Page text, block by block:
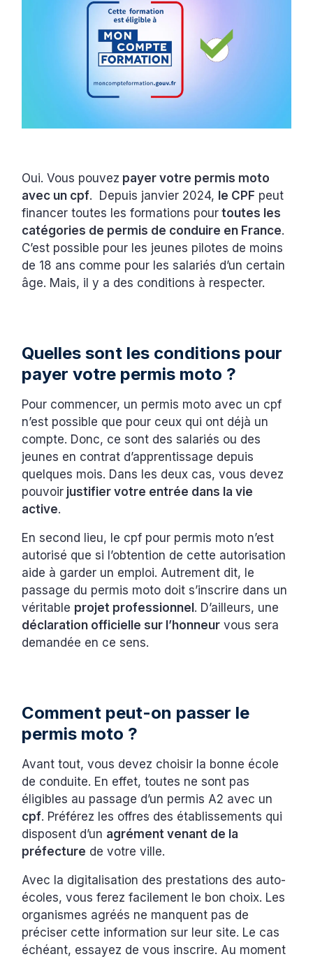
Oui. Vous pouvez payer votre permis moto
avec un cpf. Depuis janvier 2024, le CPF peut
financer toutes les formations pour toutes les
catégories de permis de conduire en France.
C’est possible pour les jeunes pilotes de moins
de 18 ans comme pour les salariés d’un certain
âge. Mais, il y a des conditions à respecter.
Quelles sont les conditions pour
payer votre permis moto ?
Pour commencer, un permis moto avec un cpf
n’est possible que pour ceux qui ont déjà un
compte. Donc, ce sont des salariés ou des
jeunes en contrat d’apprentissage depuis
quelques mois. Dans les deux cas, vous devez
pouvoir justifier votre entrée dans la vie
active.
En second lieu, le cpf pour permis moto n’est
autorisé que si l’obtention de cette autorisation
aide à garder un emploi. Autrement dit, le
passage du permis moto doit s’inscrire dans un
véritable projet professionnel. D’ailleurs, une
déclaration officielle sur l’honneur vous sera
demandée en ce sens.
Comment peut-on passer le
permis moto ?
Avant tout, vous devez choisir la bonne école
de conduite. En effet, toutes ne sont pas
éligibles au passage d’un permis A2 avec un
cpf. Préférez les offres des établissements qui
disposent d’un agrément venant de la
préfecture de votre ville.
Avec la digitalisation des prestations des auto-
écoles, vous ferez facilement le bon choix. Les
organismes agréés ne manquent pas de
préciser cette information sur leur site. Le cas
échéant, essayez de vous inscrire. Au moment